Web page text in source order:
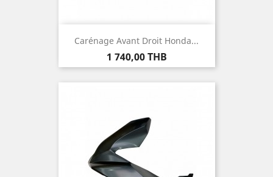
Carénage Avant Droit Honda...
Prix
1 740,00 THB